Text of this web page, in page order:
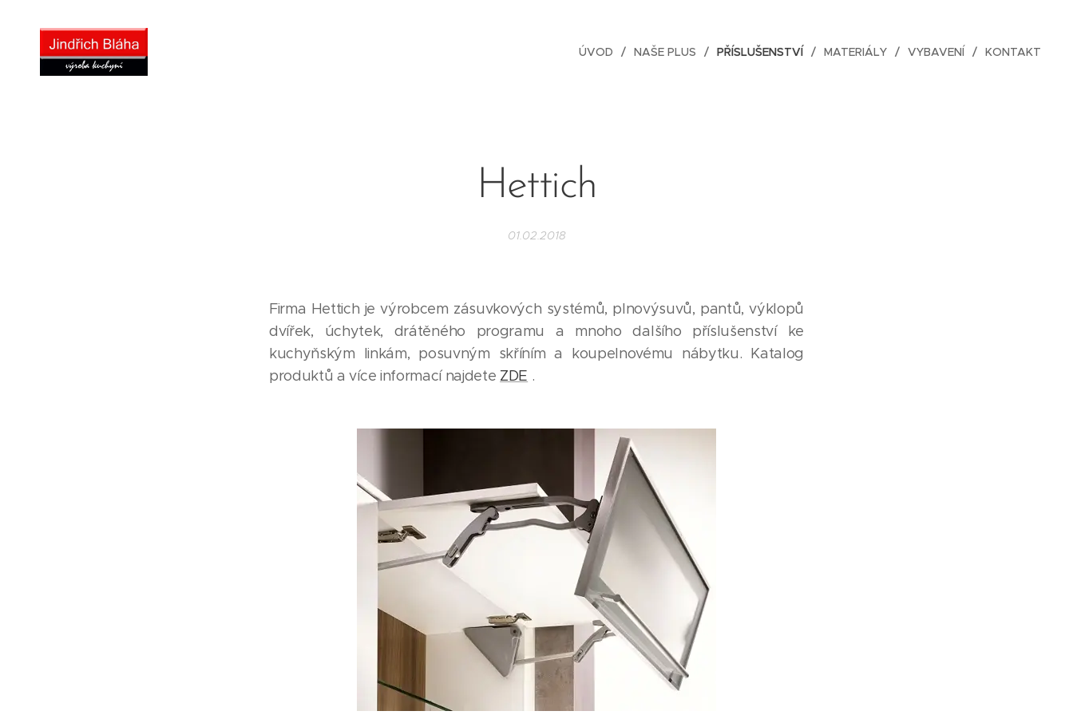
ÚVOD NAŠE PLUS PŘÍSLUŠENSTVÍ MATERIÁLY VYBAVENÍ KONTAKT
Hettich
01.02.2018
Firma Hettich je výrobcem zásuvkových systémů, plnovýsuvů, pantů, výklopů
dvířek, úchytek, drátěného programu a mnoho dalšího příslušenství ke
kuchyňským linkám, posuvným skříním a koupelnovému nábytku. Katalog
produktů a více informací najdete ZDE .